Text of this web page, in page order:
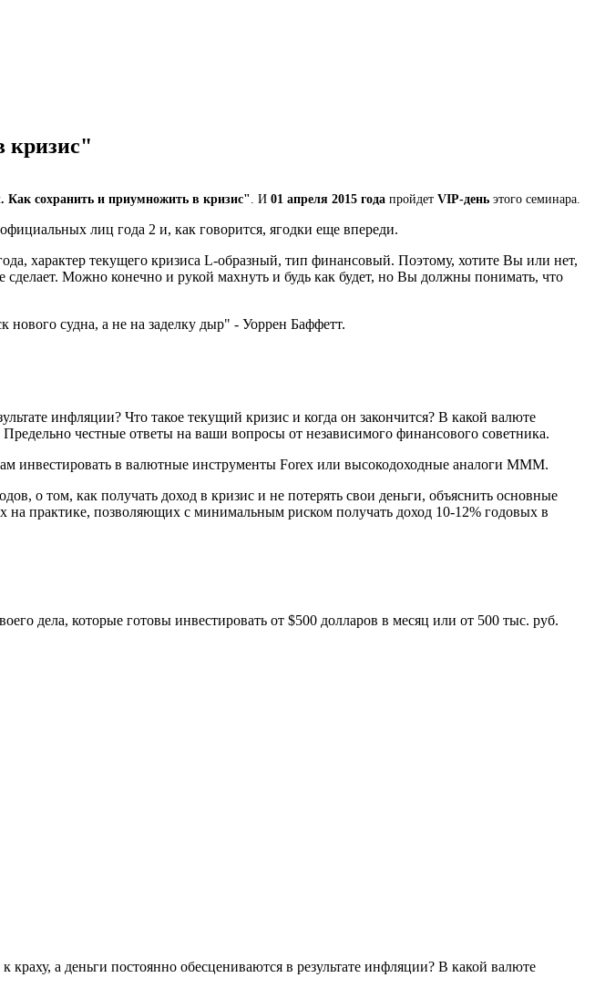
кризис"
сохранить и приумножить в кризис" . И 01 апреля 2015 года пройдет VIP-день этого семинара.
лиц года 2 и, как говорится, ягодки еще впереди.
характер текущего кризиса L-образный, тип финансовый. Поэтому, хотите Вы или нет,
Можно конечно и рукой махнуть и будь как будет, но Вы должны понимать, что
нового судна, а не на заделку дыр" - Уоррен Баффетт.
инфляции? Что такое текущий кризис и когда он закончится? В какой валюте
честные ответы на ваши вопросы от независимого финансового советника.
инвестировать в валютные инструменты Forex или высокодоходные аналоги МММ.
о том, как получать доход в кризис и не потерять свои деньги, объяснить основные
на практике, позволяющих с минимальным риском получать доход 10-12% годовых в
дела, которые готовы инвестировать от $500 долларов в месяц или от 500 тыс. руб.
краху, а деньги постоянно обесцениваются в результате инфляции? В какой валюте